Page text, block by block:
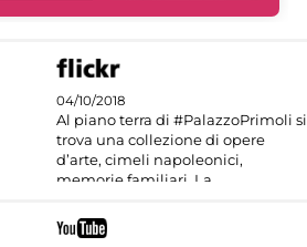
04/10/2018
Al piano terra di #PalazzoPrimoli si
trova una collezione di opere
d’arte, cimeli napoleonici,
memorie familiari. La